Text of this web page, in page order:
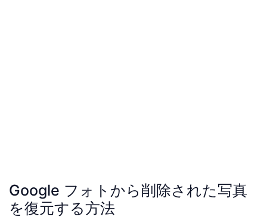
Google フォトから削除された写真
を復元する方法